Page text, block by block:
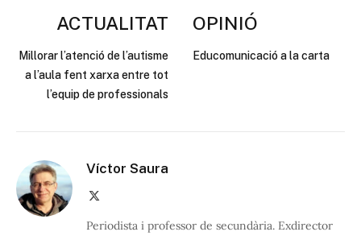
ACTUALITAT
Millorar l’atenció de l’autisme
a l’aula fent xarxa entre tot
l’equip de professionals
OPINIÓ
Educomunicació a la carta
Víctor Saura
Periodista i professor de secundària. Exdirector